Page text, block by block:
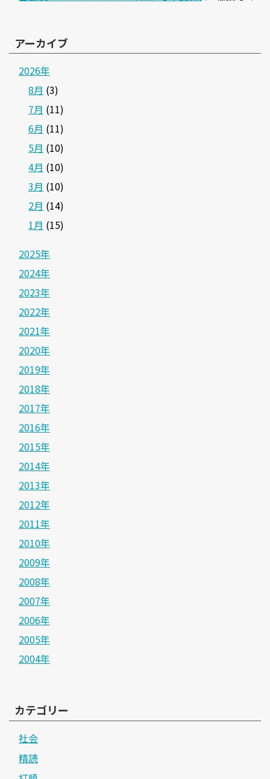
アーカイブ
2026年
8月 (3)
7月 (11)
6月 (11)
5月 (10)
4月 (10)
3月 (10)
2月 (14)
1月 (15)
2025年
2024年
2023年
2022年
2021年
2020年
2019年
2018年
2017年
2016年
2015年
2014年
2013年
2012年
2011年
2010年
2009年
2008年
2007年
2006年
2005年
2004年
カテゴリー
社会
精読